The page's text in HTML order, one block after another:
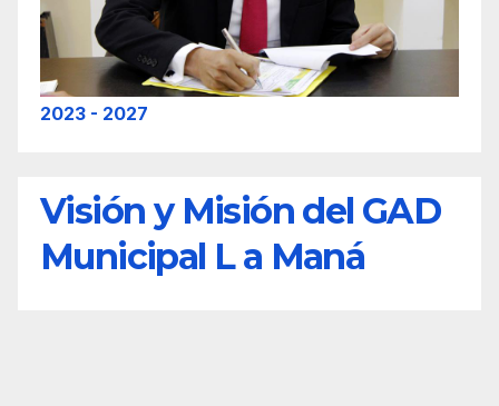
2023 - 2027
Visión y Misión del GAD
Municipal L a Maná